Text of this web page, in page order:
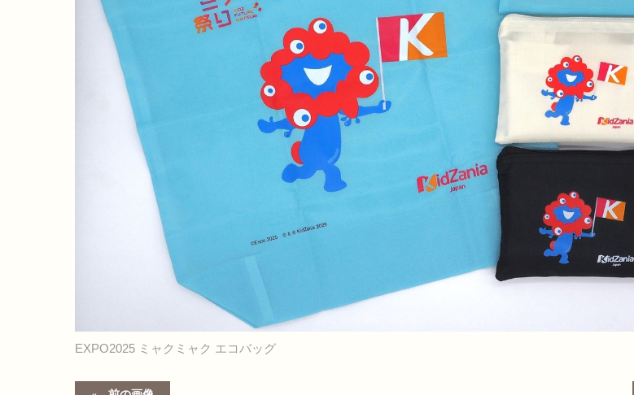
EXPO2025 ミャクミャク エコバッグ